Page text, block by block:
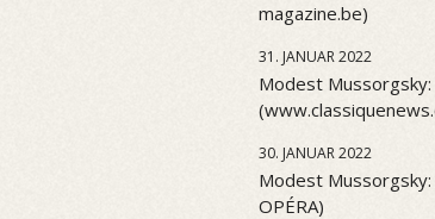
magazine.be)
31. JANUAR 2022
Modest Mussorgsky:
30. JANUAR 2022
Modest Mussorgsky:
OPÉRA)